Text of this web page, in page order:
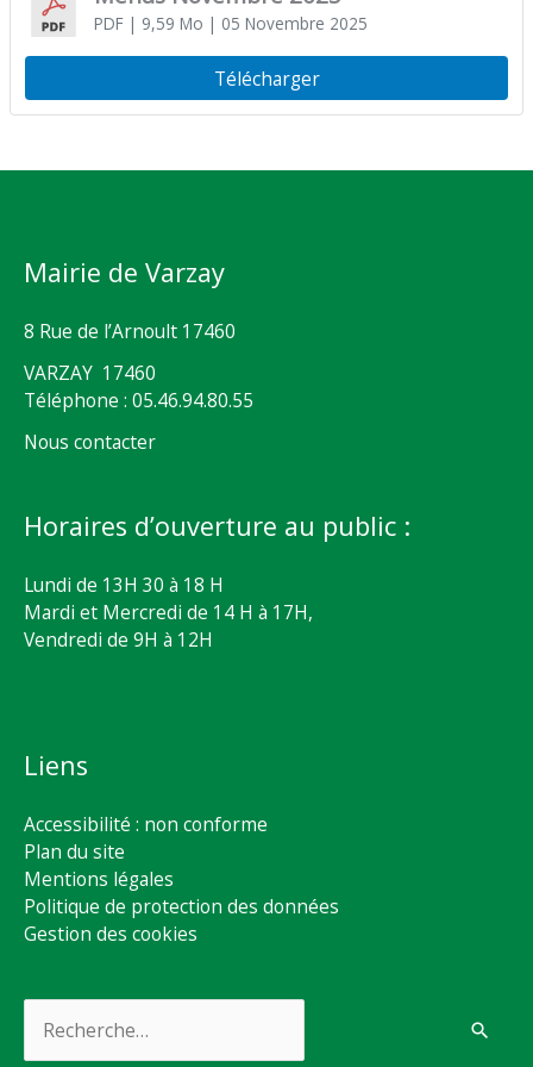
PDF| 9,59 Mo | 05 Novembre 2025
Télécharger
Mairie de Varzay
8 Rue de l’Arnoult 17460
VARZAY 17460
Téléphone : 05.46.94.80.55
Nous contacter
Horaires d’ouverture au public :
Lundi de 13H 30 à 18 H
Mardi et Mercredi de 14 H à 17H,
Vendredi de 9H à 12H
Liens
Accessibilité : non conforme
Plan du site
Mentions légales
Politique de protection des données
Gestion des cookies